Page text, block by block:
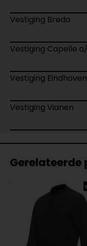
Vestiging Breda
Vestiging Capelle
Vestiging Eindhoven
Vestiging Vianen
Gerelateerde